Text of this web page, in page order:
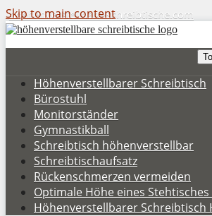
Skip to main content
hoehenverstellbare-schreibtische.com
Höhenverstellbarer Schreibtisch
Bürostuhl
Monitorständer
Gymnastikball
Schreibtisch höhenverstellbar
Schreibtischaufsatz
Rückenschmerzen vermeiden
Optimale Höhe eines
Höhenverstellbarer Schreibtisch